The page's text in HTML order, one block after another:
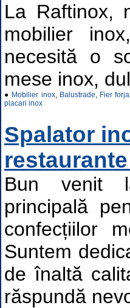
La Raftinox,
mobilier
necesită o
mese inox,
● Mobilier inox, Balustrade, Fier
placari inox
Spalator
Bun venit
principală
confecțiilor
Suntem
de înaltă
răspundă